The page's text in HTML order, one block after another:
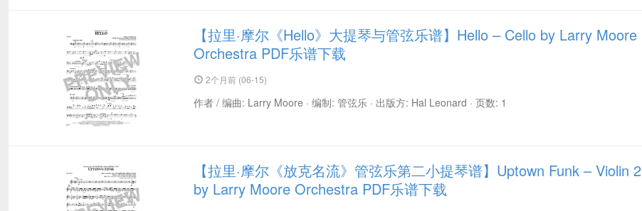
【拉里·摩尔《Hello》大提琴与管弦乐谱】Hello – Cello by Larry Moore
Orchestra PDF乐谱下载
2个月前 (06-15)
作者 / 编曲: Larry Moore · 编制: 管弦乐 · 出版方: Hal Leonard · 页数: 1
【拉里·摩尔《放克名流》管弦乐第二小提琴谱】Uptown Funk – Violin 2
by Larry Moore Orchestra PDF乐谱下载